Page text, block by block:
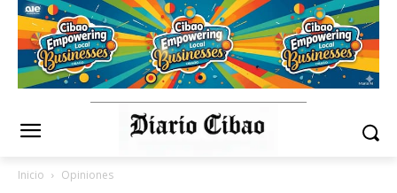
Inicio Opiniones